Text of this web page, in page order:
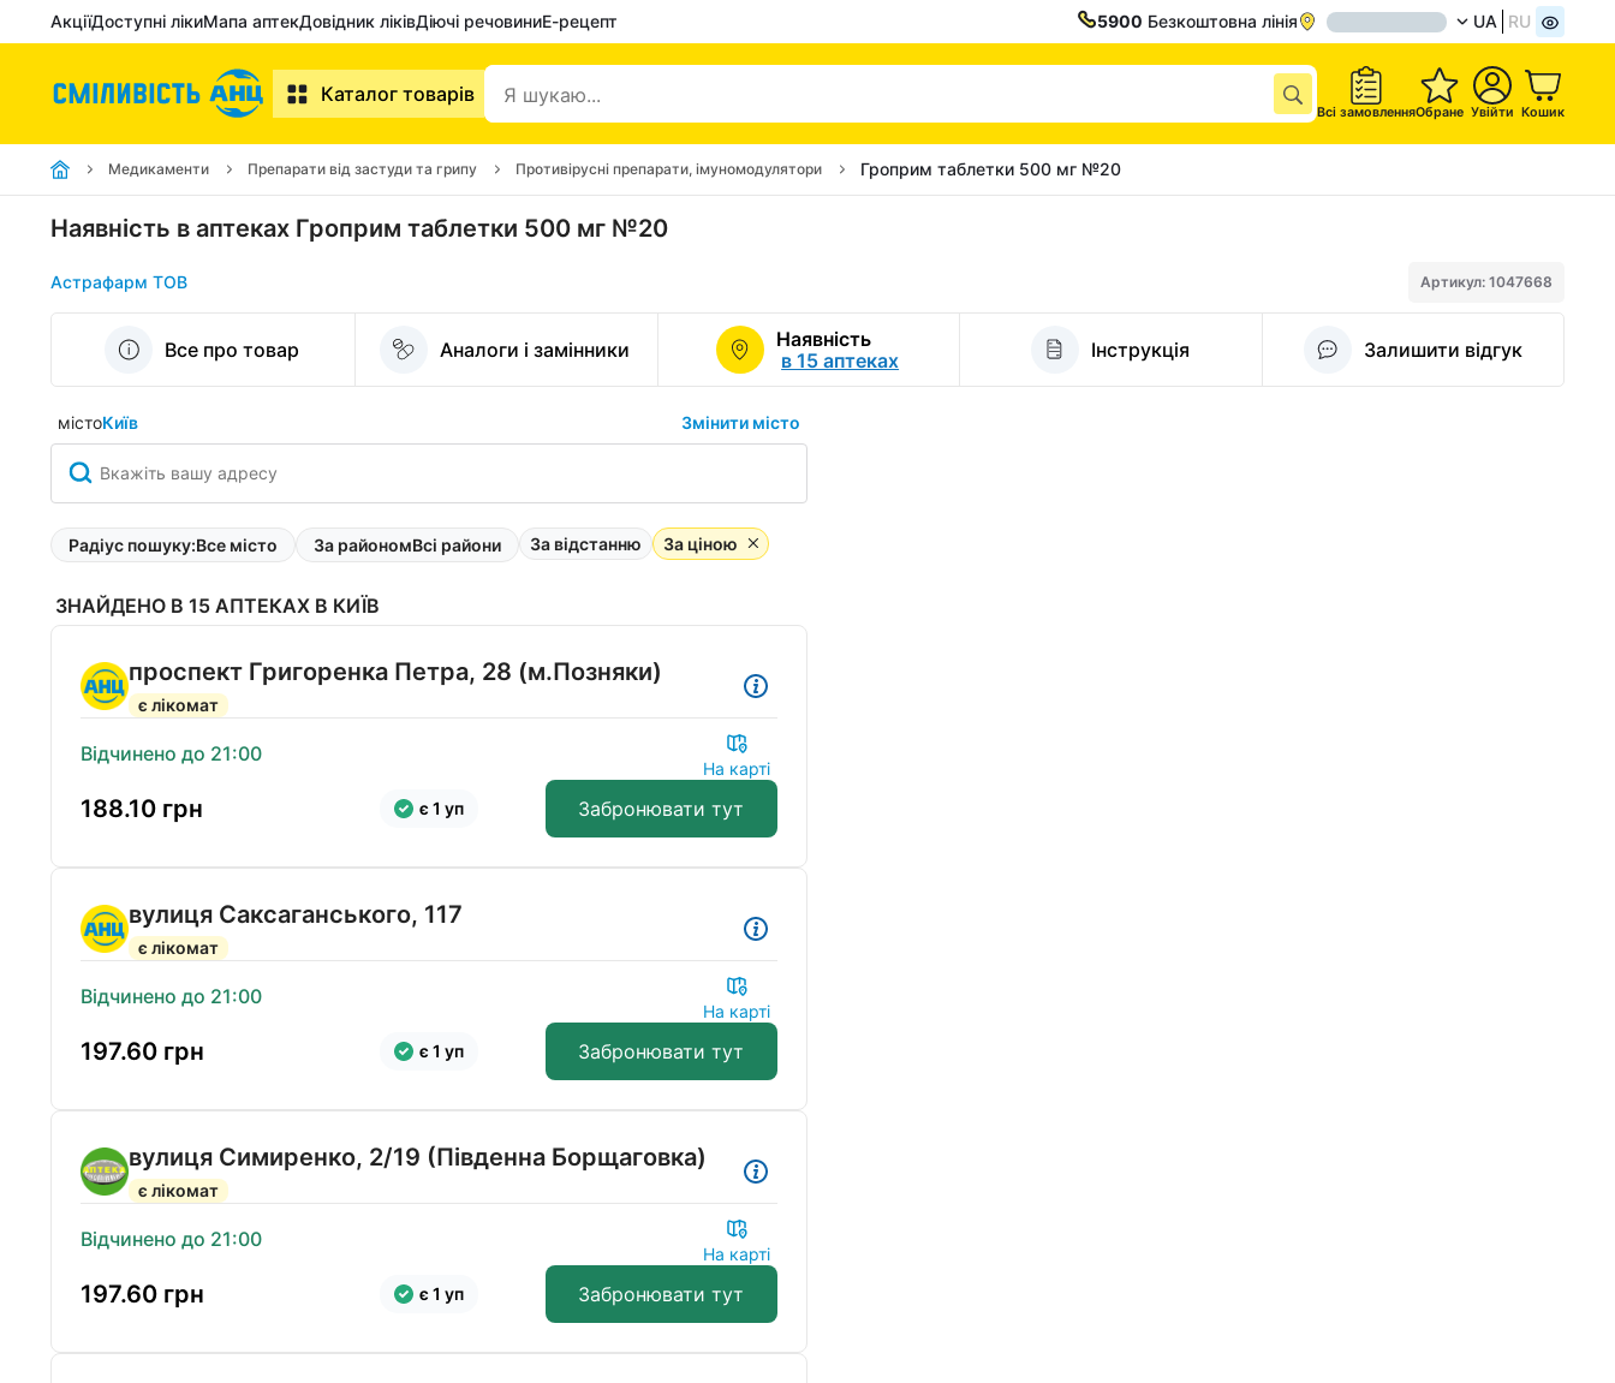
АкціїДоступні лікиМапа аптекДовідник ліківДіючі речовиниЕ-рецепт 5900 Безкоштовна лінія UA RU
Каталог товарів
Всі замовленняОбране Увійти Кошик
Медикаменти Препарати від застуди та грипу Противірусні препарати, імуномодулятори Гроприм таблетки 500 мг №20
Наявність в аптеках Гроприм таблетки 500 мг №20
Астрафарм ТОВ Артикул: 1047668
Все про товар Аналоги і замінники
Наявність
в 15 аптеках
Інструкція Залишити відгук
містоКиїв Змінити місто
Радіус пошуку:Все місто За райономВсі райони За відстанню За ціною
ЗНАЙДЕНО В 15 АПТЕКАХ В КИЇВ
проспект Григоренка Петра, 28 (м.Позняки)
є лікомат
Відчинено до 21:00
На карті
188.10 грн є 1 уп Забронювати тут
вулиця Саксаганського, 117
є лікомат
Відчинено до 21:00
На карті
197.60 грн є 1 уп Забронювати тут
вулиця Симиренко, 2/19 (Південна Борщаговка)
є лікомат
Відчинено до 21:00
На карті
197.60 грн є 1 уп Забронювати тут